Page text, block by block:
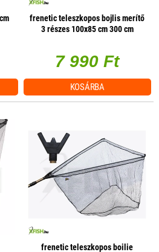
frenetic teleszkopos bojlis merítő
3 részes 100x85 cm 300 cm
7 990 Ft
KOSÁRBA
frenetic teleszkopos boilie